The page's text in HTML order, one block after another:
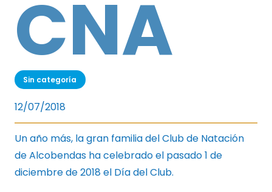
CNA
Sin categoría
12/07/2018
Un año más, la gran familia del Club de Natación
de Alcobendas ha celebrado el pasado 1 de
diciembre de 2018 el Día del Club.